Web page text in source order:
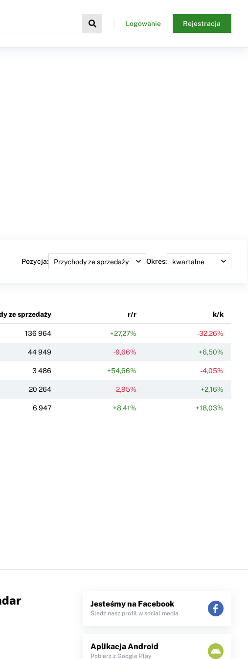
Logowanie Rejestracja
Pozycja: Okres:
ze sprzedaży r/r k/k
136 964 +27,27% -32,26%
44 949 -9,66% +6,50%
3 486 +54,66% -4,05%
20 264 -2,95% +2,16%
6 947 +8,41% +18,03%
Jesteśmy na Facebook
Śledź nasz profil w social media
Aplikacja Android
Pobierz z Google Play